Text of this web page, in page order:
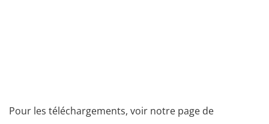
Pour les téléchargements, voir notre page de